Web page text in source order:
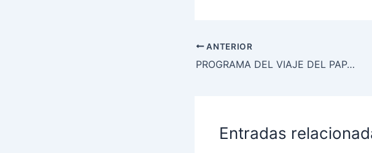
ANTERIOR
PROGRAMA DEL VIAJE DEL PAPA BENEDICTO XVI A MÉXICO Y CUBA / AITA SANTUAK MEXIKO ETA KUBARA EGINGO DUEN BIDAIAREN PROGRAMA
Entradas